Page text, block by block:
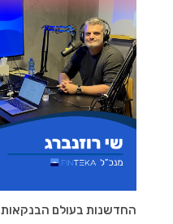
החדשנות בעולם הבנקאות